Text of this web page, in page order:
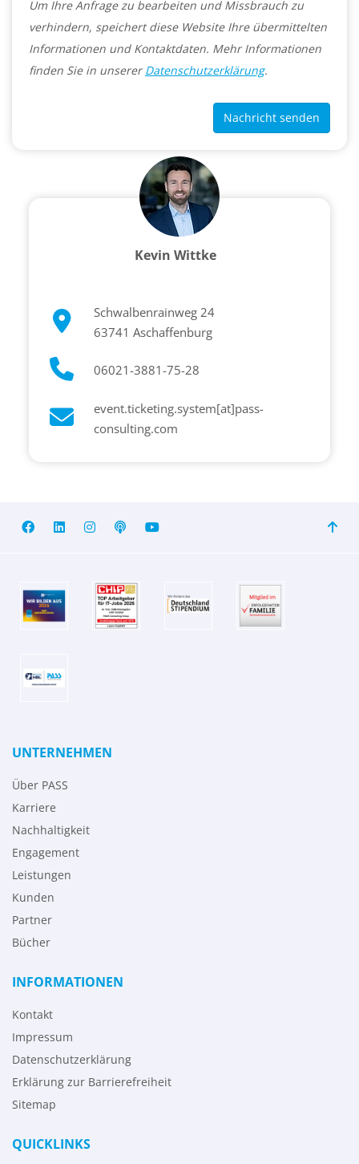
Um Ihre Anfrage zu bearbeiten und Missbrauch zu
verhindern, speichert diese Website Ihre übermittelten
Informationen und Kontaktdaten. Mehr Informationen
finden Sie in unsererDatenschutzerklärung.
Nachricht senden
Kevin Wittke
Schwalbenrainweg 24
63741 Aschaffenburg
06021-3881-75-28
event.ticketing.system[at]pass-
consulting.com
UNTERNEHMEN
Über PASS
Karriere
Nachhaltigkeit
Engagement
Leistungen
Kunden
Partner
Bücher
INFORMATIONEN
Kontakt
Impressum
Datenschutzerklärung
Erklärung zur Barrierefreiheit
Sitemap
QUICKLINKS